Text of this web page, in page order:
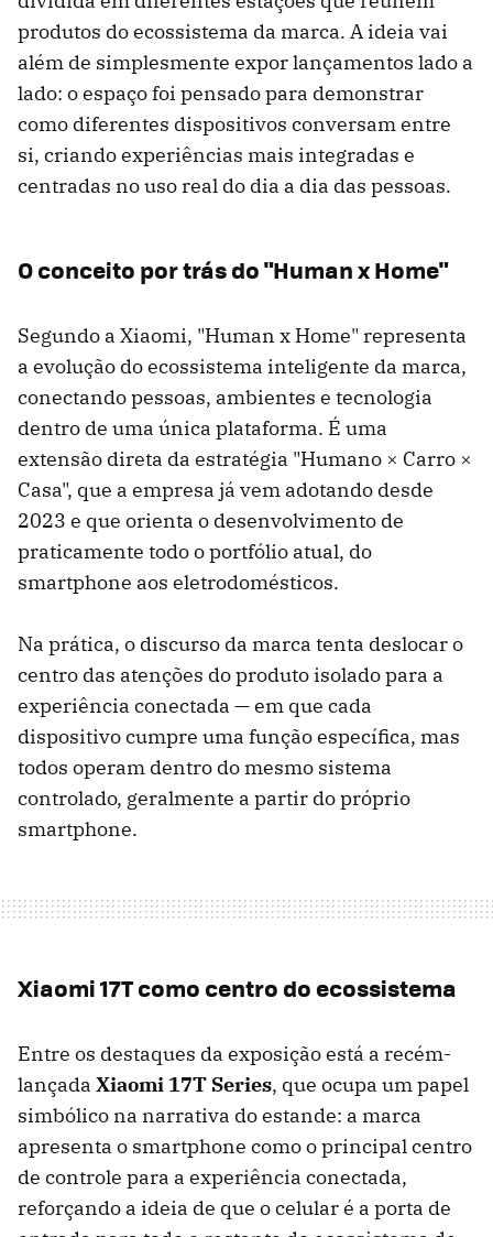
produtos do ecossistema da marca. A ideia vai
além de simplesmente expor lançamentos lado a
lado: o espaço foi pensado para demonstrar
como diferentes dispositivos conversam entre
si, criando experiências mais integradas e
centradas no uso real do dia a dia das pessoas.
O conceito por trás do "Human x Home"
Segundo a Xiaomi, "Human x Home" representa
a evolução do ecossistema inteligente da marca,
conectando pessoas, ambientes e tecnologia
dentro de uma única plataforma. É uma
extensão direta da estratégia "Humano × Carro ×
Casa", que a empresa já vem adotando desde
2023 e que orienta o desenvolvimento de
praticamente todo o portfólio atual, do
smartphone aos eletrodomésticos.
Na prática, o discurso da marca tenta deslocar o
centro das atenções do produto isolado para a
experiência conectada — em que cada
dispositivo cumpre uma função específica, mas
todos operam dentro do mesmo sistema
controlado, geralmente a partir do próprio
smartphone.
Xiaomi 17T como centro do ecossistema
Entre os destaques da exposição está a recém-
lançada Xiaomi 17T Series, que ocupa um papel
simbólico na narrativa do estande: a marca
apresenta o smartphone como o principal centro
de controle para a experiência conectada,
reforçando a ideia de que o celular é a porta de